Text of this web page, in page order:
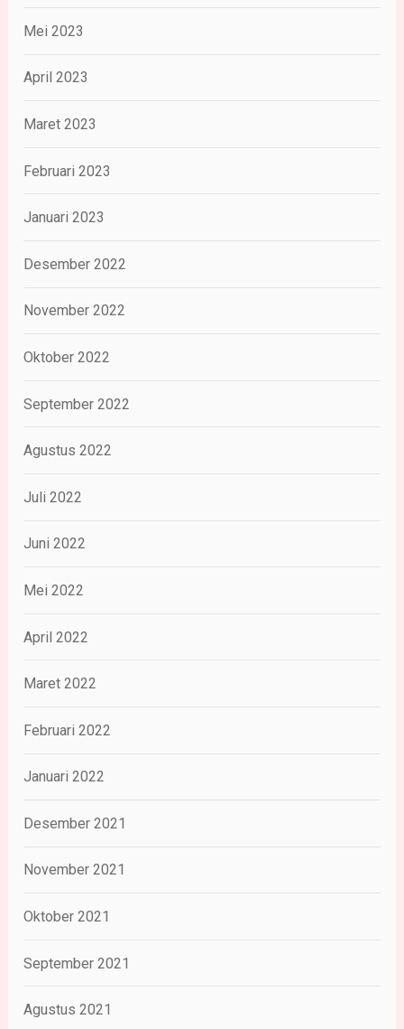
Mei 2023
April 2023
Maret 2023
Februari 2023
Januari 2023
Desember 2022
November 2022
Oktober 2022
September 2022
Agustus 2022
Juli 2022
Juni 2022
Mei 2022
April 2022
Maret 2022
Februari 2022
Januari 2022
Desember 2021
November 2021
Oktober 2021
September 2021
Agustus 2021